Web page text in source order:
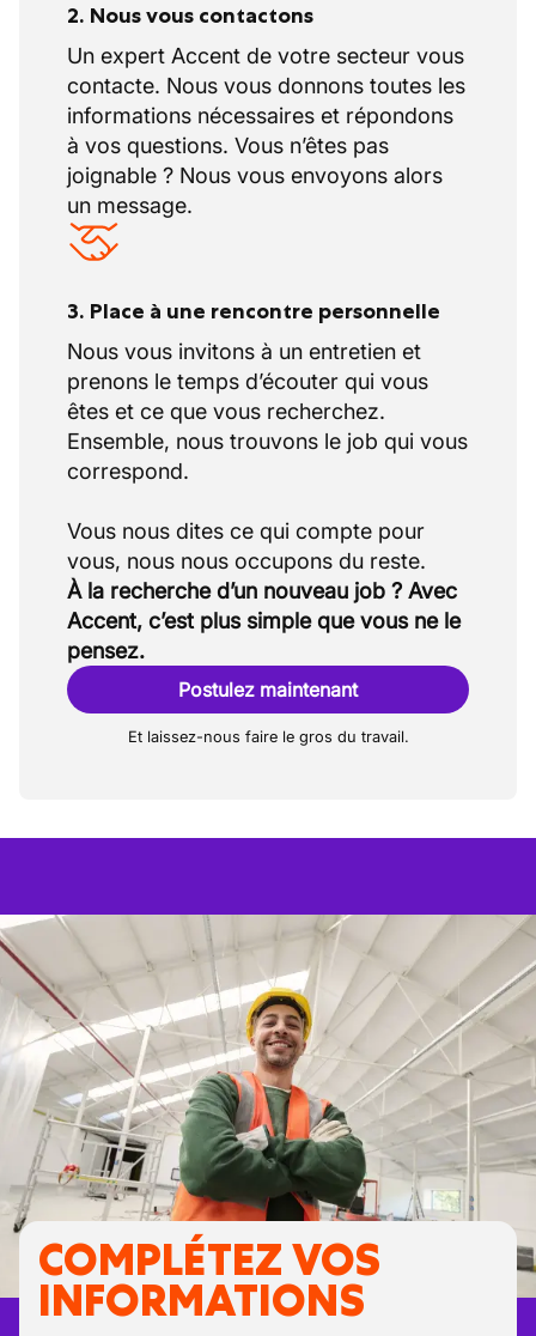
pour les heures supplémentaires ou de
choisir le paiement.
Fermeture collective pendant les
vacances de Noël.
La majorité des jours de congé à prendre
librement en concertation mutuelle.
Des avantages complémentaires
Travailler sur des projets sur mesure
l'industrie alimentaire et les salles
blanches.
Beaucoup de variété grâce aux chantiers
dans toute la Belgique et parfois à
l'étranger.
Les heures supplémentaires peuvent être
payées.
Vous intégrerez une entreprise stable
avec une forte expertise technique.
Possibilité d'apprendre beaucoup auprès
de collègues expérimentés.
Ambiance de travail collégiale et
multiculturelle avec une mentalité
2. Nous vous contactons
Un expert Accent de votre secteur vous
contacte. Nous vous donnons toutes les
informations nécessaires et répondons
à vos questions. Vous n’êtes pas
joignable ? Nous vous envoyons alors
un message.
3. Place à une rencontre personnelle
Nous vous invitons à un entretien et
prenons le temps d’écouter qui vous
êtes et ce que vous recherchez.
Ensemble, nous trouvons le job qui vous
correspond.
Vous nous dites ce qui compte pour
À la recherche d’un nouveau job ? Avec
Accent, c’est plus simple que vous ne le
pensez.
Postulez maintenant
Et laissez-nous faire le gros du travail.
COMPLÉTEZ VOS
INFORMATIONS